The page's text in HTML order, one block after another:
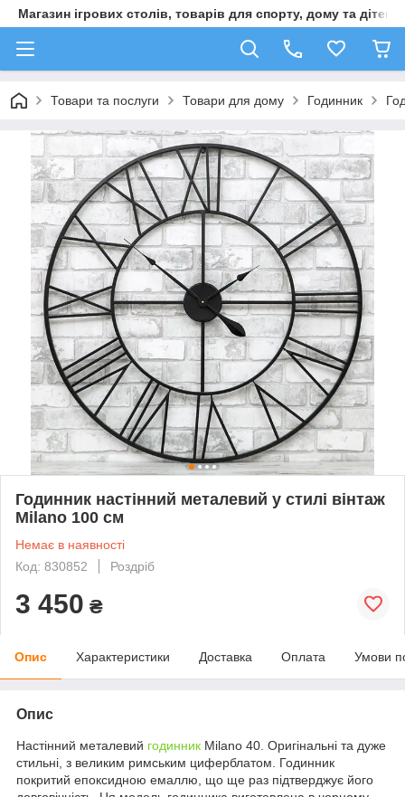
Магазин ігрових столів, товарів для спорту, дому та дітей
Товари та послуги Товари для дому Годинник
Годинник настінний металевий у стилі вінтаж
Milano 100 см
Немає в наявності
Код: 830852
Роздріб
3 450 ₴
Опис Характеристики Доставка Оплата Умови
Опис
Настінний металевий годинник Milano 40. Оригінальні та дуже
стильні, з великим римським циферблатом. Годинник
покритий епоксидною емаллю, що ще раз підтверджує його